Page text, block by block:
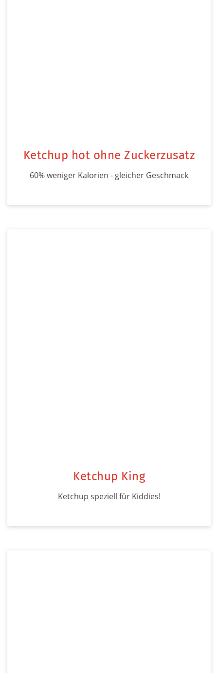
Ketchup hot ohne Zuckerzusatz
60% weniger Kalorien - gleicher Geschmack
Ketchup King
Ketchup speziell für Kiddies!